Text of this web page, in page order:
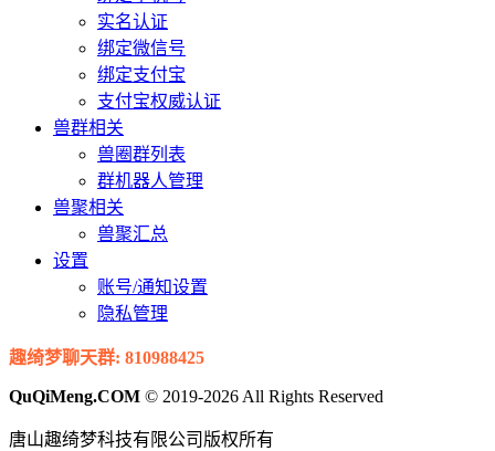
实名认证
绑定微信号
绑定支付宝
支付宝权威认证
兽群相关
兽圈群列表
群机器人管理
兽聚相关
兽聚汇总
设置
账号/通知设置
隐私管理
趣绮梦聊天群: 810988425
QuQiMeng.COM © 2019-2026 All Rights Reserved
唐山趣绮梦科技有限公司版权所有